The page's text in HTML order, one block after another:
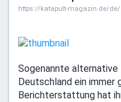
https://katapult-magazin.de/
Sogenannte alternative
Deutschland ein immer
Berichterstattung hat